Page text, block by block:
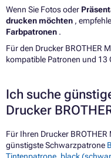
Wenn Sie Fotos oder
drucken möchten ,
Farbpatronen .
Für den Drucker BROTHER
kompatible Patronen und 13
Ich suche
Drucker
Für Ihren Drucker
günstigste Schwarzpatrone